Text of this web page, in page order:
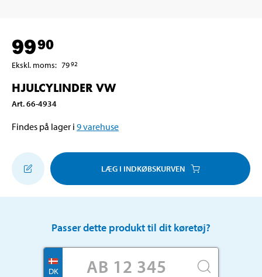
9990
Ekskl. moms: 7992
HJULCYLINDER VW
Art.66-4934
Findes på lager i 9varehuse
LÆG I INDKØBSKURVEN
Passer dette produkt til dit køretøj?
DK